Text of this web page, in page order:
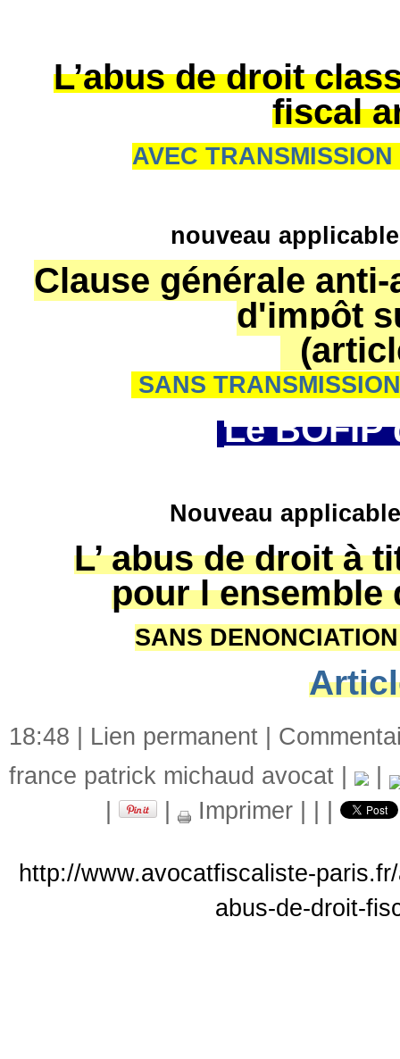
L’abus de droit
fiscal
AVEC
nouveau
Clause générale
d'impôt
SANS
Le BOFIP
Nouveau
L’ abus de droit à
pour l ensemble
SANS
18:48 | Lien permanent
france patrick michaud avocat
Imprimer
http://www.avocatfiscaliste-
abus-de-droit-